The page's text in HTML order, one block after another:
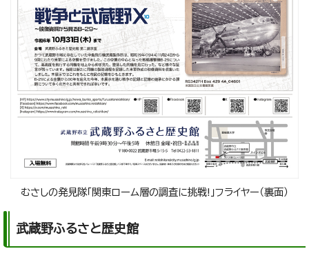
むさしの発見隊「関東ローム層の調査に挑戦!」フライヤー（裏面）
武蔵野ふるさと歴史館